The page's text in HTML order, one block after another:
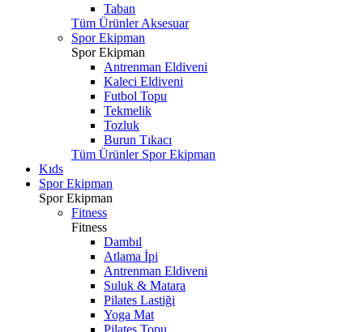
Taban
Tüm Ürünler Aksesuar
Spor Ekipman
Spor Ekipman
Antrenman Eldiveni
Kaleci Eldiveni
Futbol Topu
Tekmelik
Tozluk
Burun Tıkacı
Tüm Ürünler Spor Ekipman
Kıds
Spor Ekipman
Spor Ekipman
Fitness
Fitness
Dambıl
Atlama İpi
Antrenman Eldiveni
Suluk & Matara
Pilates Lastiği
Yoga Mat
Pilates Topu